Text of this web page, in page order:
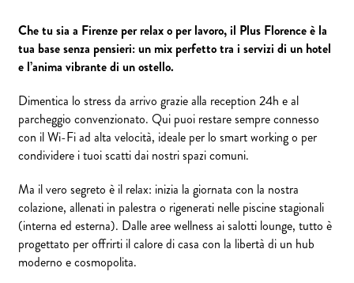
Che tu sia a Firenze per relax o per lavoro, il Plus Florence è la
tua base senza pensieri: un mix perfetto tra i servizi di un hotel
e l’anima vibrante di un ostello.
Dimentica lo stress da arrivo grazie alla reception 24h e al
parcheggio convenzionato. Qui puoi restare sempre connesso
con il Wi-Fi ad alta velocità, ideale per lo smart working o per
condividere i tuoi scatti dai nostri spazi comuni.
Ma il vero segreto è il relax: inizia la giornata con la nostra
colazione, allenati in palestra o rigenerati nelle piscine stagionali
(interna ed esterna). Dalle aree wellness ai salotti lounge, tutto è
progettato per offrirti il calore di casa con la libertà di un hub
moderno e cosmopolita.